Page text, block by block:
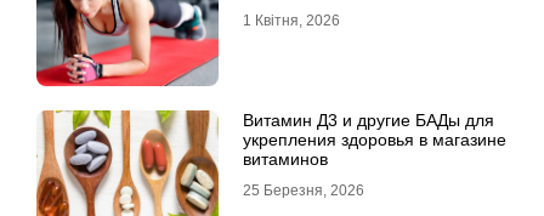
1 Квітня, 2026
Витамин Д3 и другие БАДы для
укрепления здоровья в магазине
витаминов
25 Березня, 2026